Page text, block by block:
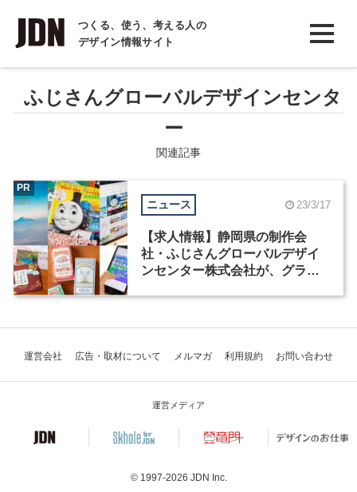
つくる、使う、考える人の
デザイン情報サイト
INTERVIEW
インタビュー
REPORT
レポート
ふじさんグローバルデザインセンタ
ー
関連記事
ニュース 23/3/17
【求人情報】静岡県の制作会
社・ふじさんグローバルデザイ
ンセンター株式会社が、グラフ
PR
運営会社 広告・取材について メルマガ 利用規約 お問い合わせ
運営メディア
© 1997-2026 JDN Inc.